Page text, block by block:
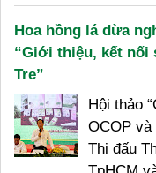
Hoa hồng lá dừa
“Giới thiệu, kết nối
Tre”
Hội thảo
OCOP và
Thi đấu